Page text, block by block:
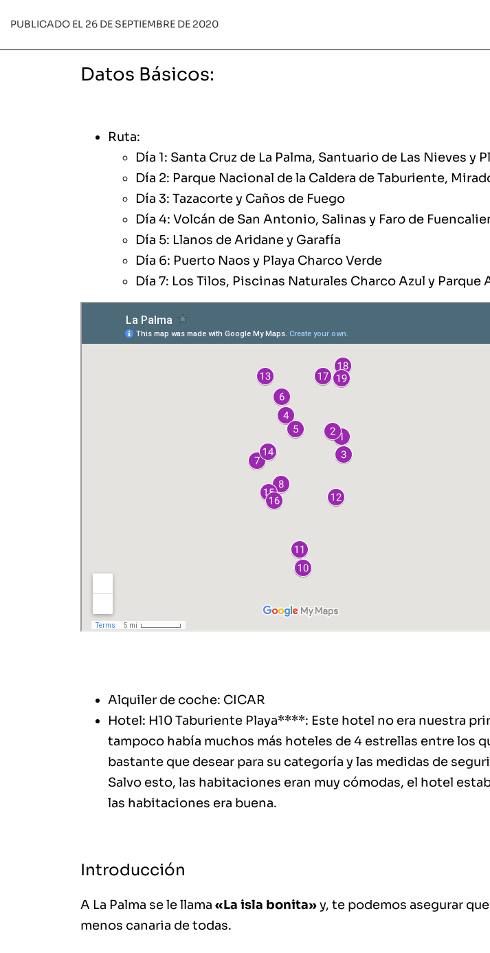
PUBLICADO EL 26 DE SEPTIEMBRE DE 2020
Datos Básicos:
Ruta:
Día 1: Santa Cruz de La Palma, Santuario de Las Nieves y
Día 2: Parque Nacional de la Caldera de Taburiente,
Día 3: Tazacorte y Caños de Fuego
Día 4: Volcán de San Antonio, Salinas y Faro de
Día 5: Llanos de Aridane y Garafía
Día 6: Puerto Naos y Playa Charco Verde
Día 7: Los Tilos, Piscinas Naturales Charco Azul y Parque
Alquiler de coche: CICAR
Hotel: H10 Taburiente Playa****: Este hotel no era nuestra
tampoco había muchos más hoteles de 4 estrellas entre los
bastante que desear para su categoría y las medidas de
Salvo esto, las habitaciones eran muy cómodas, el hotel
las habitaciones era buena.
Introducción
A La Palma se le llama «La isla bonita»y, te podemos asegurar
menos canaria de todas.